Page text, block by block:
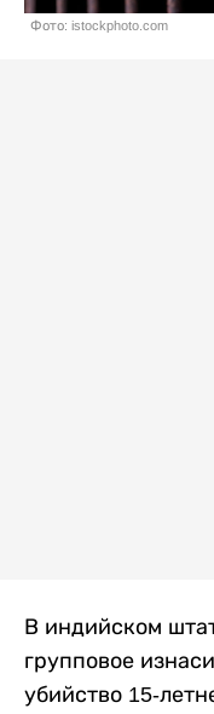
Фото: istockphoto.com
В индийском
групповое
убийство 15-